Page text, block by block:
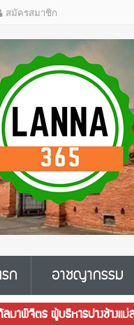
สมัครสมาชิก
ก อาชญากรรม
าพิจิตร ผู้บริหารปางช้างแม่